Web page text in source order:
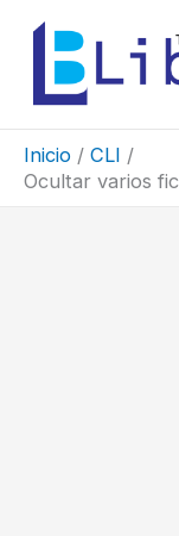
contenido
Inicio
CLI
Ocultar varios